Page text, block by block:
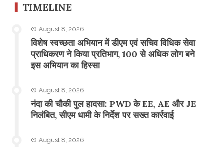
TIMELINE
August 8, 2026
विशेष स्वच्छता अभियान में डीएम एवं सचिव विधिक सेवा
प्राधिकरण ने किया प्रतिभाग, 100 से अधिक लोग बने
इस अभियान का हिस्सा
August 8, 2026
नंदा की चौकी पुल हादसा: PWD के EE, AE और JE
निलंबित, सीएम धामी के निर्देश पर सख्त कार्रवाई
August 8, 2026